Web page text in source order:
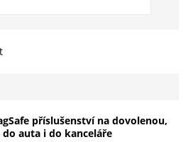
příslušenství na dovolenou,
do auta i do kanceláře